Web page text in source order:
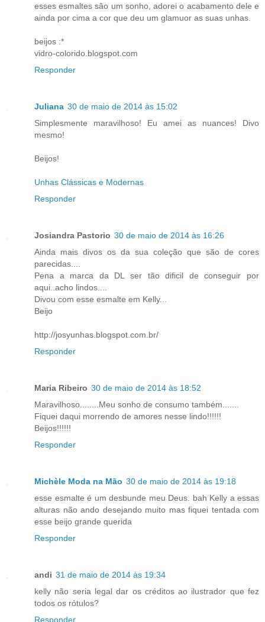
esses esmaltes são um sonho, adorei o acabamento dele e
ainda por cima a cor que deu um glamuor as suas unhas.
beijos :*
vidro-colorido.blogspot.com
Responder
Juliana 30 de maio de 2014 às 15:02
Simplesmente maravilhoso! Eu amei as nuances! Divo
mesmo!
Beijos!
Unhas Clássicas e Modernas
Responder
Josiandra Pastorio 30 de maio de 2014 às 16:26
Ainda mais divos os da sua coleção que são de cores
parecidas....
Pena a marca da DL ser tão dificil de conseguir por
aqui..acho lindos....
Divou com esse esmalte em Kelly...
Beijo
http://josyunhas.blogspot.com.br/
Responder
Maria Ribeiro 30 de maio de 2014 às 18:52
Maravilhoso........Meu sonho de consumo também.......
Fiquei daqui morrendo de amores nesse lindo!!!!!!
Beijos!!!!!!
Responder
Michèle Moda na Mão 30 de maio de 2014 às 19:18
esse esmalte é um desbunde meu Deus. bah Kelly a essas
alturas não ando desejando muito mas fiquei tentada com
esse beijo grande querida
Responder
andi 31 de maio de 2014 às 19:34
kelly não seria legal dar os créditos ao ilustrador que fez
todos os rótulos?
Responder